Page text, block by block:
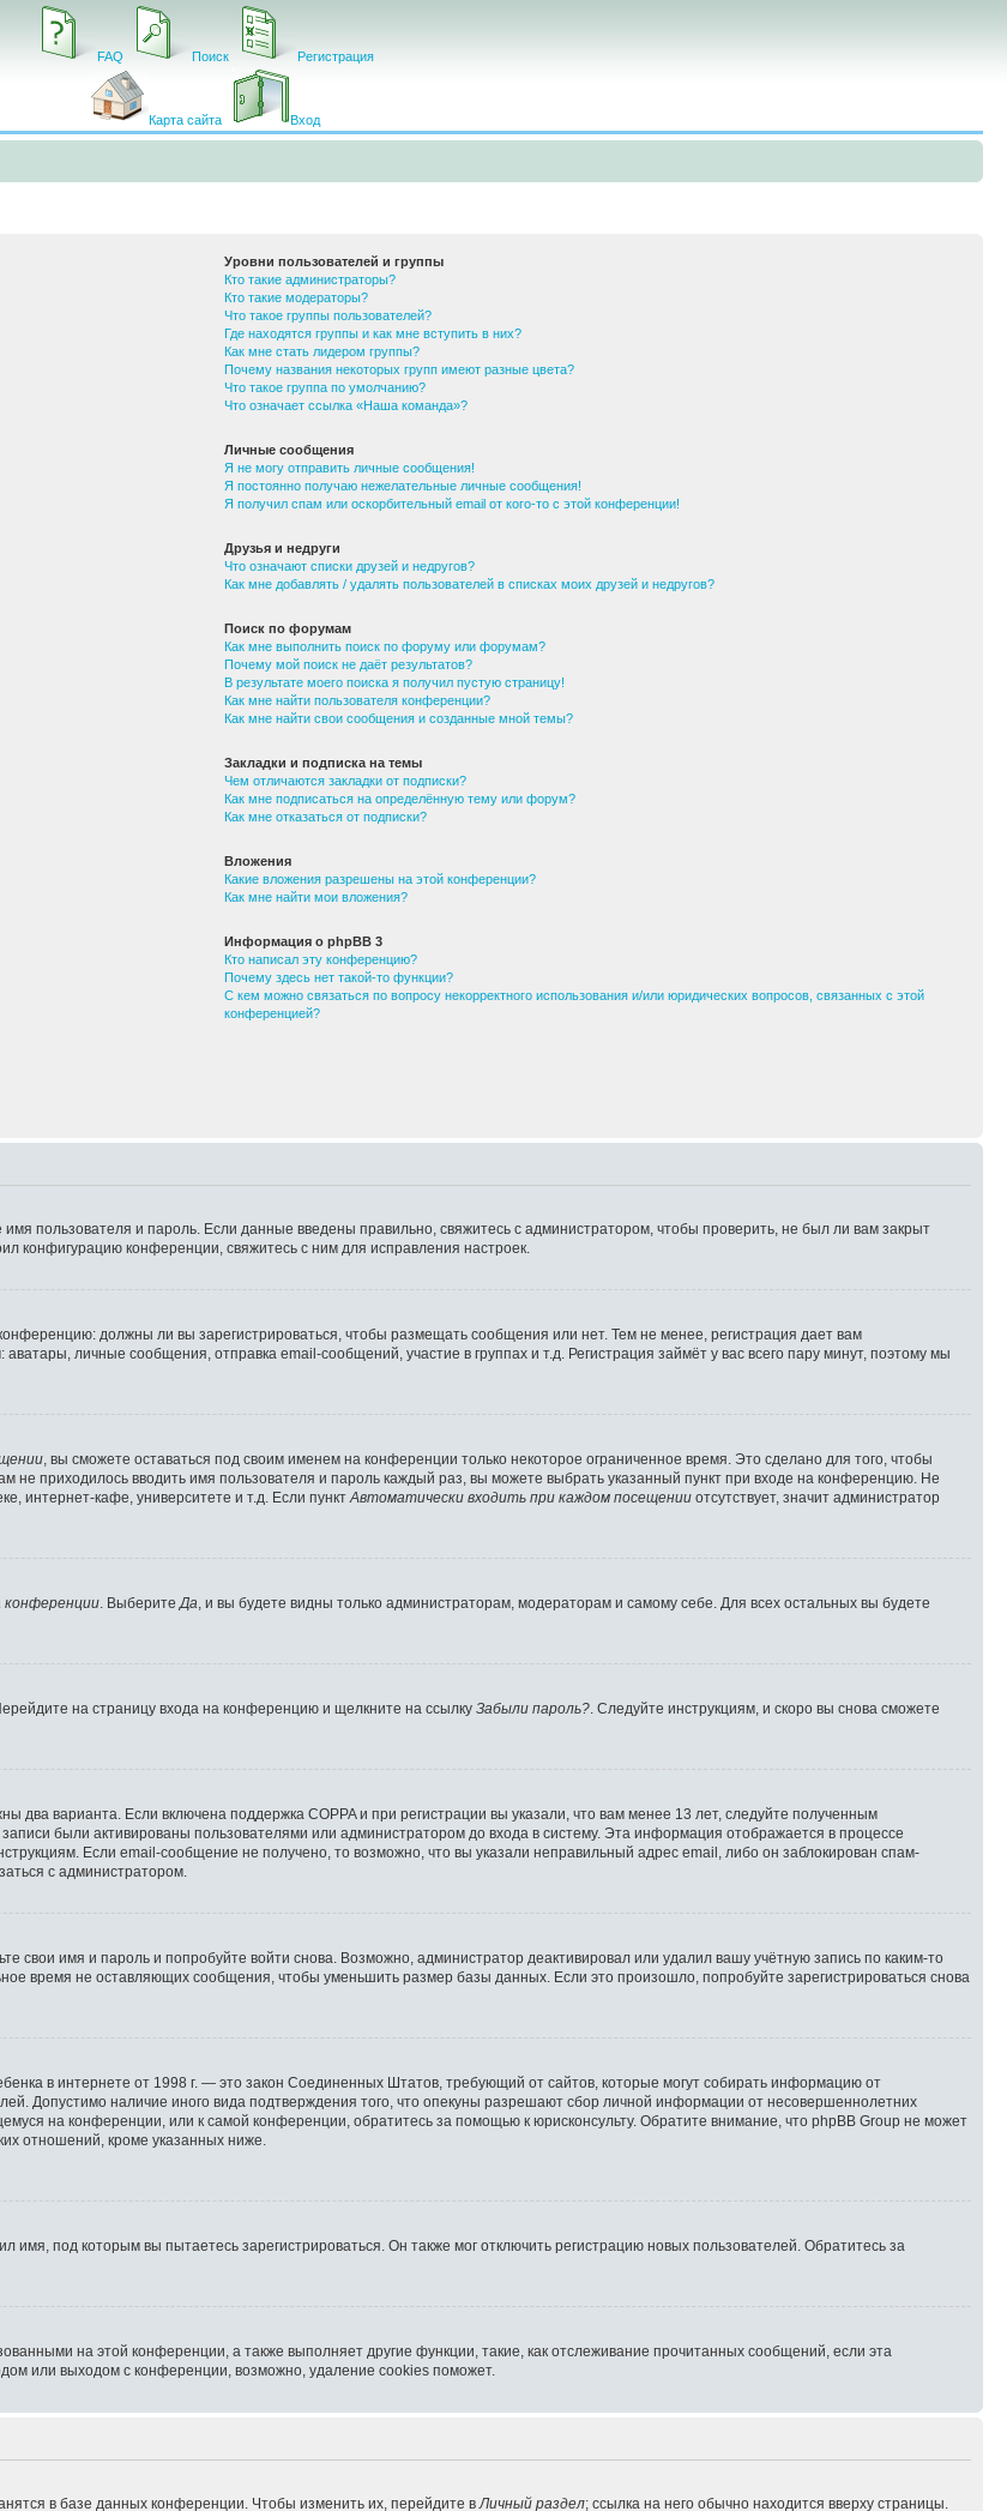
FAQ Поиск Регистрация
Карта сайта Вход
Уровни пользователей и группы
Кто такие администраторы?
Кто такие модераторы?
Что такое группы пользователей?
Где находятся группы и как мне вступить в них?
Как мне стать лидером группы?
Почему названия некоторых групп имеют разные цвета?
Что такое группа по умолчанию?
Что означает ссылка «Наша команда»?
Личные сообщения
Я не могу отправить личные сообщения!
Я постоянно получаю нежелательные личные сообщения!
Я получил спам или оскорбительный email от кого-то с этой конференции!
Друзья и недруги
Что означают списки друзей и недругов?
Как мне добавлять / удалять пользователей в списках моих друзей и недругов?
Поиск по форумам
Как мне выполнить поиск по форуму или форумам?
Почему мой поиск не даёт результатов?
В результате моего поиска я получил пустую страницу!
Как мне найти пользователя конференции?
Как мне найти свои сообщения и созданные мной темы?
Закладки и подписка на темы
Чем отличаются закладки от подписки?
Как мне подписаться на определённую тему или форум?
Как мне отказаться от подписки?
Вложения
Какие вложения разрешены на этой конференции?
Как мне найти мои вложения?
Информация о phpBB 3
Кто написал эту конференцию?
Почему здесь нет такой-то функции?
С кем можно связаться по вопросу некорректного использования и/или юридических вопросов, связанных с этой
конференцией?
пользователя и пароль. Если данные введены правильно, свяжитесь с администратором, чтобы проверить, не был ли вам закрыт
конфигурацию конференции, свяжитесь с ним для исправления настроек.
должны ли вы зарегистрироваться, чтобы размещать сообщения или нет. Тем не менее, регистрация дает вам
личные сообщения, отправка email-сообщений, участие в группах и т.д. Регистрация займёт у вас всего пару минут, поэтому мы
, вы сможете оставаться под своим именем на конференции только некоторое ограниченное время. Это сделано для того, чтобы
не приходилось вводить имя пользователя и пароль каждый раз, вы можете выбрать указанный пункт при входе на конференцию. Не
интернет-кафе, университете и т.д. Если пунктАвтоматически входить при каждом посещении отсутствует, значит администратор
конференции. ВыберитеДа, и вы будете видны только администраторам, модераторам и самому себе. Для всех остальных вы будете
на страницу входа на конференцию и щелкните на ссылку Забыли пароль?. Следуйте инструкциям, и скоро вы снова сможете
два варианта. Если включена поддержка COPPA и при регистрации вы указали, что вам менее 13 лет, следуйте полученным
были активированы пользователями или администратором до входа в систему. Эта информация отображается в процессе
Если email-сообщение не получено, то возможно, что вы указали неправильный адрес email, либо он заблокирован спам-
с администратором.
свои имя и пароль и попробуйте войти снова. Возможно, администратор деактивировал или удалил вашу учётную запись по каким-то
время не оставляющих сообщения, чтобы уменьшить размер базы данных. Если это произошло, попробуйте зарегистрироваться снова
в интернете от 1998 г. — это закон Соединенных Штатов, требующий от сайтов, которые могут собирать информацию от
Допустимо наличие иного вида подтверждения того, что опекуны разрешают сбор личной информации от несовершеннолетних
на конференции, или к самой конференции, обратитесь за помощью к юрисконсульту. Обратите внимание, что phpBB Group не может
отношений, кроме указанных ниже.
под которым вы пытаетесь зарегистрироваться. Он также мог отключить регистрацию новых пользователей. Обратитесь за
на этой конференции, а также выполняет другие функции, такие, как отслеживание прочитанных сообщений, если эта
или выходом с конференции, возможно, удаление cookies поможет.
в базе данных конференции. Чтобы изменить их, перейдите вЛичный раздел; ссылка на него обычно находится вверху страницы.